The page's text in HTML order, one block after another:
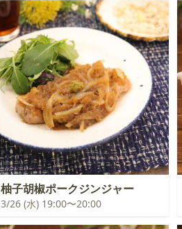
柚子胡椒ポークジンジャー
3/26 (水) 19:00〜20:00